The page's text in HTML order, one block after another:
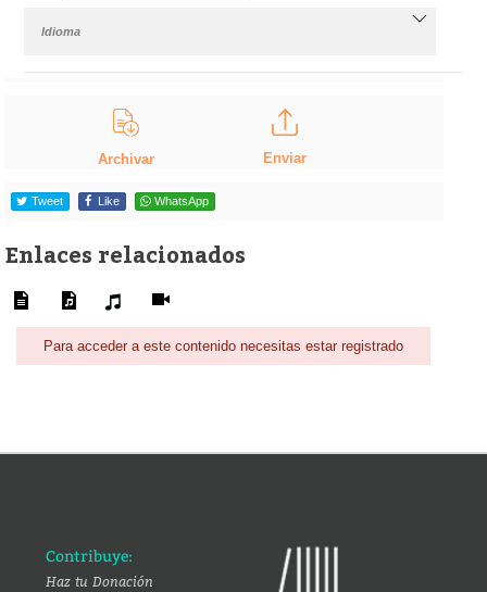
Idioma
Archivar Enviar
Tweet Like WhatsApp
Enlaces relacionados
Para acceder a este contenido necesitas estar registrado
Contribuye:
Haz tu Donación